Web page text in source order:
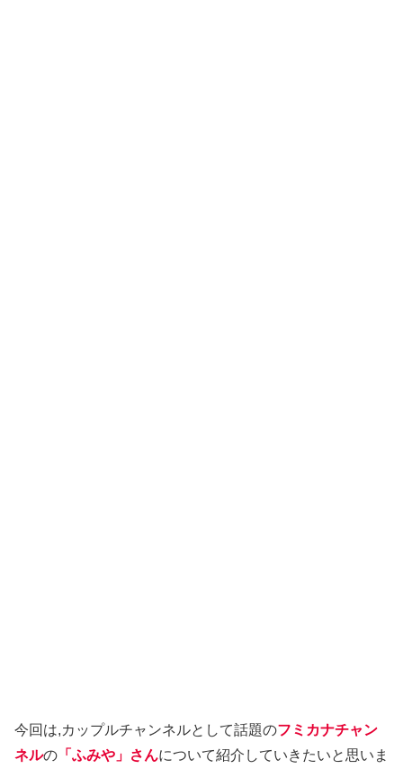
今回は,カップルチャンネルとして話題のフミカナチャン
ネルの 「ふみや」さんについて紹介していきたいと思いま